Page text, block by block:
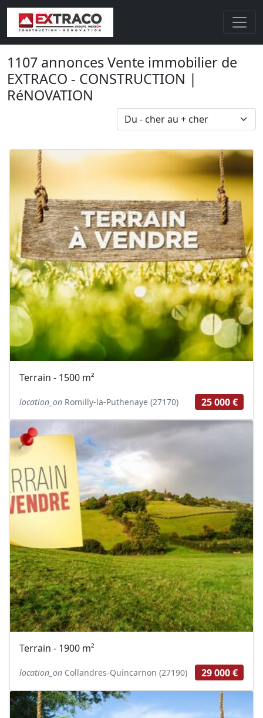
1107 annonces Vente immobilier de
EXTRACO - CONSTRUCTION |
RéNOVATION
Terrain - 1500 m²
location_on Romilly-la-Puthenaye (27170) 25 000 €
Terrain - 1900 m²
location_on Collandres-Quincarnon (27190) 29 000 €